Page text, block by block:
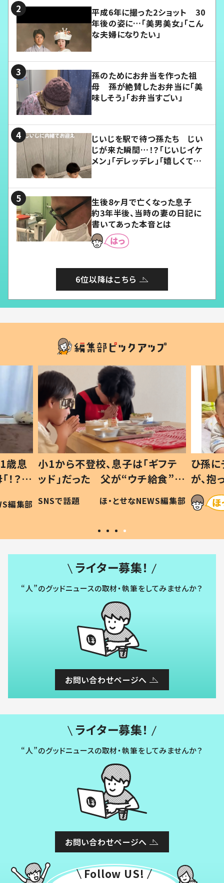
平成6年に撮った2ショット 30
年後の姿に…「美男美女」「こん
な夫婦になりたい」
孫のためにお弁当を作った祖
母 孫が絶賛したお弁当に「美
味しそう」「お弁当すごい」
じいじを駅で待つ孫たち じい
じが来た瞬間…！？「じいじイケ
メン」「デレッデレ」「嬉しくて可
生後8ヶ月で亡くなった息子
約3年半後、当時の妻の日記に
書いてあった本音とは
6位以降はこちら
歳息
？」
編集部
小1から不登校、息子は「ギフテ
ッド」だった 父が“ウチ給食”を
作り続ける理由とは #令和の親
#令和の子
SNSで話題 ほ・とせなNEWS編集部
ひ孫
が、
「涙が
い」
ライター募集！
“人”のグッドニュースの取材・執筆をしてみませんか？
お問い合わせページへ
ライター募集！
“人”のグッドニュースの取材・執筆をしてみませんか？
お問い合わせページへ
Follow US!